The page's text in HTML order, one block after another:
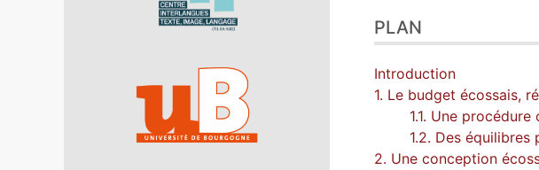
PLAN
Introduction
1. Le budget écossais,
1.1. Une
1.2. Des
2. Une conception